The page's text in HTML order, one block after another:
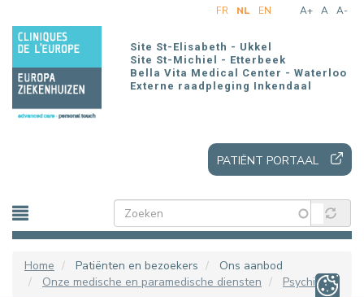
en
naar
inhoud
gaan
A+ A A-
FR NL EN
Site St-Elisabeth - Ukkel
Site St-Michiel - Etterbeek
Bella Vita Medical Center - Waterloo
Externe raadpleging Inkendaal
PATIËNT PORTAAL
Home Patiënten en bezoekers
Ons aanbod
Onze medische en paramedische diensten
Psychiatrie